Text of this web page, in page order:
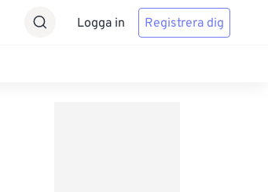
Logga in Registrera dig